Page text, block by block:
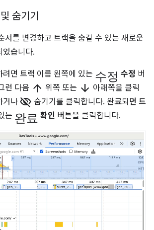
숨기기
서를 변경하고 트랙을 숨길 수 있는 새로운
었습니다.
면 트랙 이름 왼쪽에 있는 수정 수정 버
런 다음 arrow_upward 위쪽 또는 arrow_downward 아래쪽을 클릭
거나 visibility_off 숨기기를 클릭합니다. 완료되면 트
는 완료 확인 버튼을 클릭합니다.